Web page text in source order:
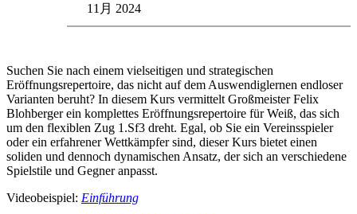
11月 2024
Suchen Sie nach einem vielseitigen und strategischen
Eröffnungsrepertoire, das nicht auf dem Auswendiglernen endloser
Varianten beruht? In diesem Kurs vermittelt Großmeister Felix
Blohberger ein komplettes Eröffnungsrepertoire für Weiß, das sich
um den flexiblen Zug 1.Sf3 dreht. Egal, ob Sie ein Vereinsspieler
oder ein erfahrener Wettkämpfer sind, dieser Kurs bietet einen
soliden und dennoch dynamischen Ansatz, der sich an verschiedene
Spielstile und Gegner anpasst.
Videobeispiel: Einführung